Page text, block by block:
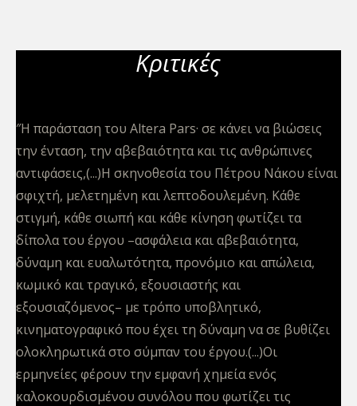
Κριτικές
″Η παράσταση του Altera Pars· σε κάνει να βιώσεις
την ένταση, την αβεβαιότητα και τις ανθρώπινες
αντιφάσεις,(...)Η σκηνοθεσία του Πέτρου Νάκου είναι
σφιχτή, μελετημένη και λεπτοδουλεμένη. Κάθε
στιγμή, κάθε σιωπή και κάθε κίνηση φωτίζει τα
δίπολα του έργου –ασφάλεια και αβεβαιότητα,
δύναμη και ευαλωτότητα, προνόμιο και απώλεια,
κωμικό και τραγικό, εξουσιαστής και
εξουσιαζόμενος– με τρόπο υποβλητικό,
κινηματογραφικό που έχει τη δύναμη να σε βυθίζει
ολοκληρωτικά στο σύμπαν του έργου.(...)Οι
ερμηνείες φέρουν την εμφανή χημεία ενός
καλοκουρδισμένου συνόλου που φωτίζει τις